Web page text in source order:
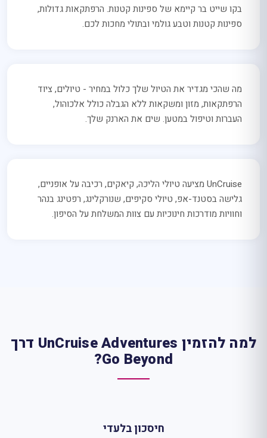
בקו שייט בר קיימא של ספינות קטנות. הרפתקאות גדולות,
ספינות קטנות וטבע גולמי ובתולי מחכות לכם.
מה שהכי מגדיר את הטיול שלך כלול במחיר - טיולים, ציוד
הרפתקאות, מזון ומשקאות ללא הגבלה כולל אלכוהול,
העברות וטיפול במטען. שים את הארנק שלך.
UnCruise מציעה טיולי הליכה, קיאקים, רכיבה על אופניים,
גלישה בסטנד-אפ, טיולי סקיפים, שנורקלינג, רפטינג בנהר
וחוויות מודרכות חינוכיות עם צוות המשלחת על הסיפון.
למה להזמין UnCruise Adventures דרך
Go Beyond?
חיסכון בלעדי